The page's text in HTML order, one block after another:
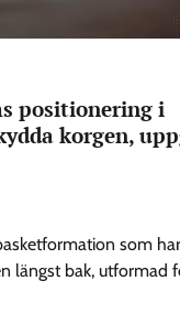
positionering i
korgen,
som
längst bak, utformad